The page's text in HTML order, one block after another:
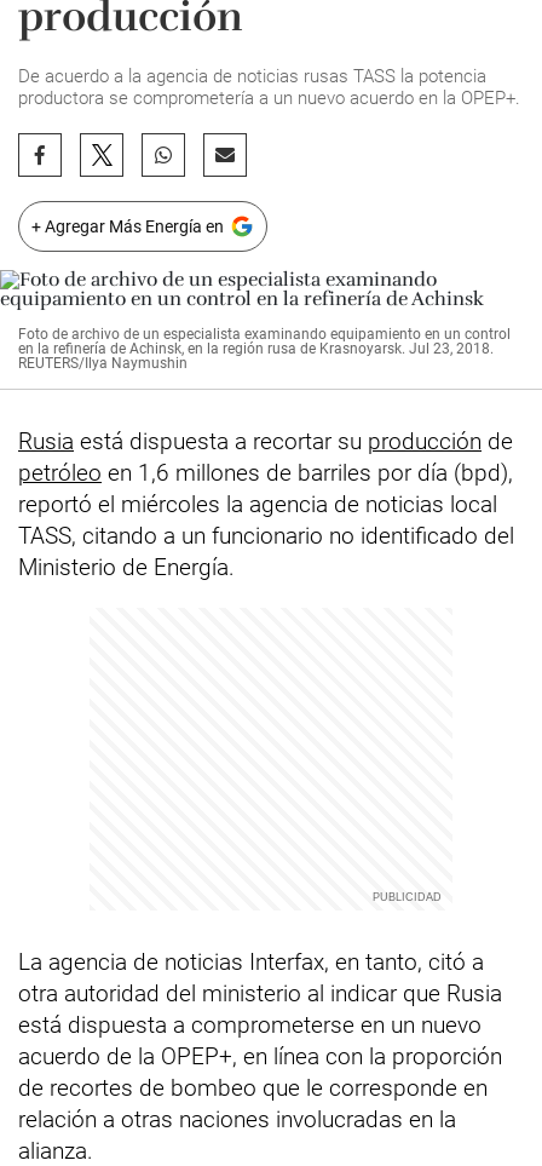
producción
De acuerdo a la agencia de noticias rusas TASS la potencia
productora se comprometería a un nuevo acuerdo en la OPEP+.
+ Agregar Más Energía en
Foto de archivo de un especialista examinando equipamiento en un control
en la refinería de Achinsk, en la región rusa de Krasnoyarsk. Jul 23, 2018.
REUTERS/Ilya Naymushin
Rusia está dispuesta a recortar su producción de
petróleo en 1,6 millones de barriles por día (bpd),
reportó el miércoles la agencia de noticias local
TASS, citando a un funcionario no identificado del
Ministerio de Energía.
La agencia de noticias Interfax, en tanto, citó a
otra autoridad del ministerio al indicar que Rusia
está dispuesta a comprometerse en un nuevo
acuerdo de la OPEP+, en línea con la proporción
de recortes de bombeo que le corresponde en
relación a otras naciones involucradas en la
alianza.